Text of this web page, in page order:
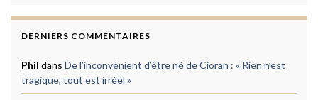
DERNIERS COMMENTAIRES
Phil dans De l’inconvénient d’être né de Cioran : « Rien n’est
tragique, tout est irréel »